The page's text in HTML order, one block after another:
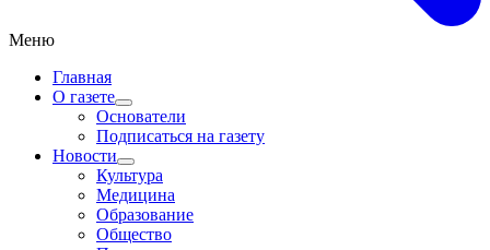
Меню
Главная
О газете
Основатели
Подписаться на газету
Новости
Культура
Медицина
Образование
Общество